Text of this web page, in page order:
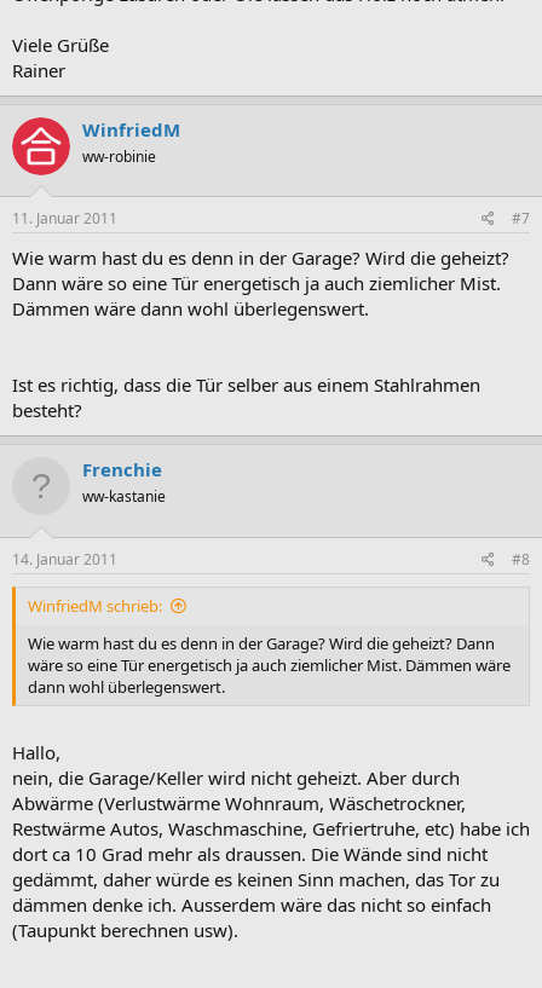
Viele Grüße
Rainer
WinfriedM
ww-robinie
11. Januar 2011 #7
Wie warm hast du es denn in der Garage? Wird die geheizt?
Dann wäre so eine Tür energetisch ja auch ziemlicher Mist.
Dämmen wäre dann wohl überlegenswert.
Ist es richtig, dass die Tür selber aus einem Stahlrahmen
besteht?
Frenchie
ww-kastanie
14. Januar 2011 #8
WinfriedM schrieb:
Wie warm hast du es denn in der Garage? Wird die geheizt? Dann
wäre so eine Tür energetisch ja auch ziemlicher Mist. Dämmen wäre
dann wohl überlegenswert.
Hallo,
nein, die Garage/Keller wird nicht geheizt. Aber durch
Abwärme (Verlustwärme Wohnraum, Wäschetrockner,
Restwärme Autos, Waschmaschine, Gefriertruhe, etc) habe ich
dort ca 10 Grad mehr als draussen. Die Wände sind nicht
gedämmt, daher würde es keinen Sinn machen, das Tor zu
dämmen denke ich. Ausserdem wäre das nicht so einfach
(Taupunkt berechnen usw).